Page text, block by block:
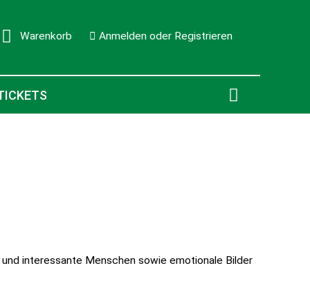
0 Warenkorb Anmelden oder Registrieren
interessante Menschen sowie emotionale Bilder